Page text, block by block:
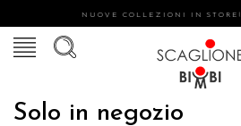
NUOVE COLLEZIONI IN STORE!
Solo in negozio